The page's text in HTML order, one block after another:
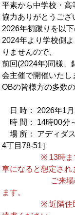
平素から中学校・
協力ありがとうござ
2026年初蹴りを以
2024年より学校側
りませんので、
前回(2024年)同様、
会主催で開催いたし
OBの皆様方の多数
日 時： 2026年1月
時 間： 14時00分
場 所： アディダ
4丁目78-51］
※ 13時まで他の
車になると想定され
ご来場の際に
ます。
※ 近隣住民への